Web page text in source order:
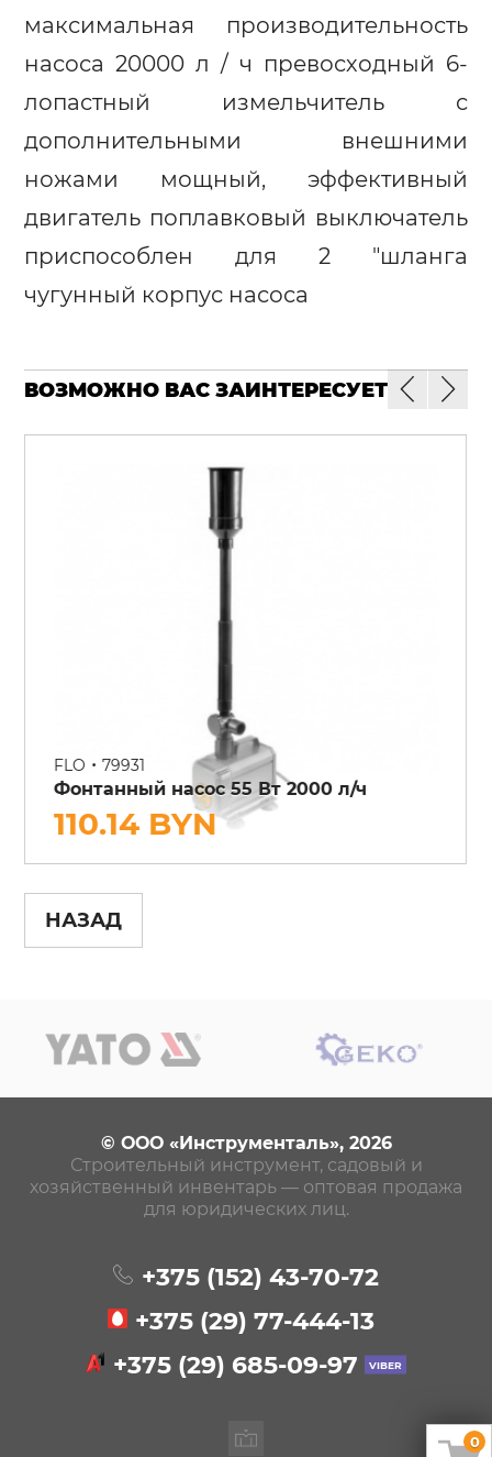
0
максимальная производительность
насоса 20000 л / ч превосходный 6-
лопастный измельчитель с
дополнительными внешними
ножами мощный, эффективный
двигатель поплавковый выключатель
приспособлен для 2 "шланга
чугунный корпус насоса
ВОЗМОЖНО ВАС ЗАИНТЕРЕСУЕТ
FLO • 79931
Фонтанный насос 55 Вт 2000 л/ч
110.14 BYN
НАЗАД
© ООО «Инструменталь», 2026
Строительный инструмент, садовый и
хозяйственный инвентарь — оптовая продажа
для юридических лиц.
+375 (152) 43-70-72
+375 (29)77-444-13
+375 (29) 685-09-97